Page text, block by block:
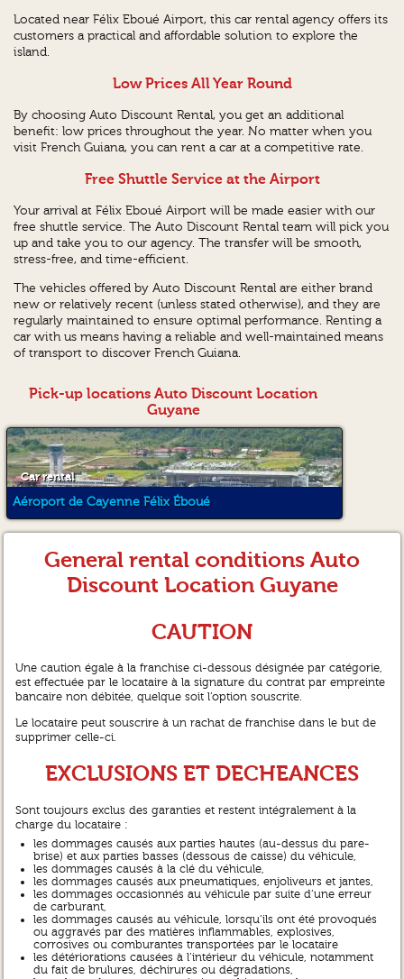
Located near Félix Eboué Airport, this car rental agency offers its
customers a practical and affordable solution to explore the
island.
Low Prices All Year Round
By choosing Auto Discount Rental, you get an additional
benefit: low prices throughout the year. No matter when you
visit French Guiana, you can rent a car at a competitive rate.
Free Shuttle Service at the Airport
Your arrival at Félix Eboué Airport will be made easier with our
free shuttle service. The Auto Discount Rental team will pick you
up and take you to our agency. The transfer will be smooth,
stress-free, and time-efficient.
The vehicles offered by Auto Discount Rental are either brand
new or relatively recent (unless stated otherwise), and they are
regularly maintained to ensure optimal performance. Renting a
car with us means having a reliable and well-maintained means
of transport to discover French Guiana.
Pick-up locations Auto Discount Location
Guyane
Car rental
Aéroport de Cayenne Félix Éboué
General rental conditions Auto
Discount Location Guyane
CAUTION
Une caution égale à la franchise ci-dessous désignée par catégorie,
est effectuée par le locataire à la signature du contrat par empreinte
bancaire non débitée, quelque soit l’option souscrite.
Le locataire peut souscrire à un rachat de franchise dans le but de
supprimer celle-ci.
EXCLUSIONS ET DECHEANCES
Sont toujours exclus des garanties et restent intégralement à la
charge du locataire :
les dommages causés aux parties hautes (au-dessus du pare-
brise) et aux parties basses (dessous de caisse) du véhicule,
les dommages causés à la clé du véhicule,
les dommages causés aux pneumatiques, enjoliveurs et jantes,
les dommages occasionnés au véhicule par suite d’une erreur
de carburant,
les dommages causés au véhicule, lorsqu’ils ont été provoqués
ou aggravés par des matières inflammables, explosives,
corrosives ou comburantes transportées par le locataire
les détériorations causées à l’intérieur du véhicule, notamment
du fait de brulures, déchirures ou dégradations,